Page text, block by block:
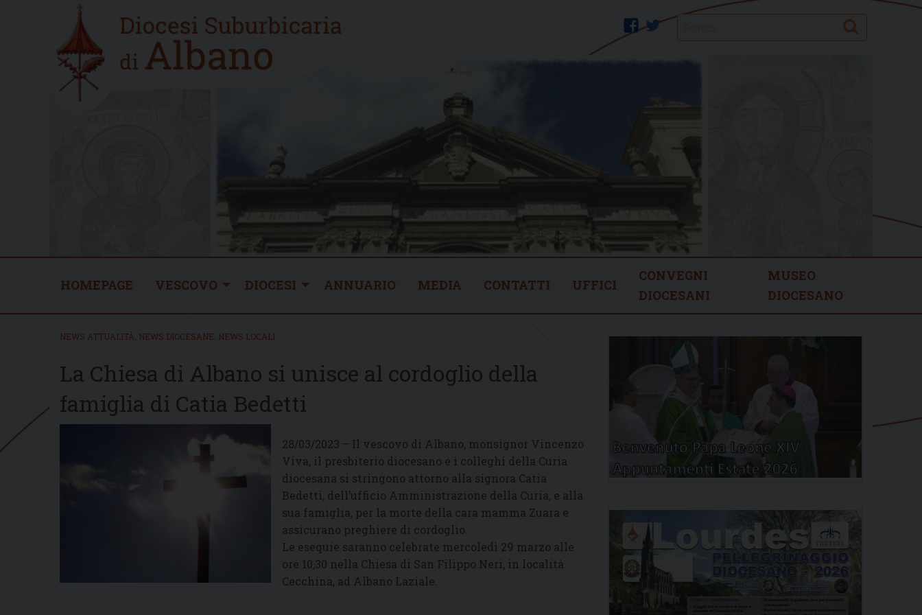
Home
new
twitter
facebook Search
HOMEPAGE VESCOVO DIOCESI ANNUARIO MEDIA CONTATTI UFFICI
CONVEGNI
DIOCESANI
MUSEO
DIOCESANO
NEWS ATTUALITÀ NEWS DIOCESANE NEWS LOCALI
La Chiesa di Albano si unisce al cordoglio della
famiglia di Catia Bedetti
28/03/2023 – Il vescovo di Albano, monsignor Vincenzo
Viva, il presbiterio diocesano e i colleghi della Curia
diocesana si stringono attorno alla signora Catia
Bedetti, dell’ufficio Amministrazione della Curia, e alla
sua famiglia, per la morte della cara mamma Zuara e
assicurano preghiere di cordoglio.
Le esequie saranno celebrate mercoledì 29 marzo alle
ore 10,30 nella Chiesa di San Filippo Neri, in località
Cecchina, ad Albano Laziale.